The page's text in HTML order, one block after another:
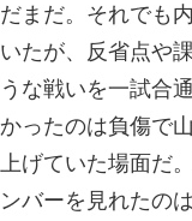
だまだ。それでも
たが、反省点や
な戦いを一試合
ったのは負傷で
げていた場面だ
バーを見れたの